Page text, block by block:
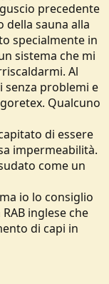
precedente
della sauna alla
specialmente in
sistema che mi
Al
senza problemi e
Qualcuno
di essere
impermeabilità.
come un
io lo consiglio
inglese che
di capi in